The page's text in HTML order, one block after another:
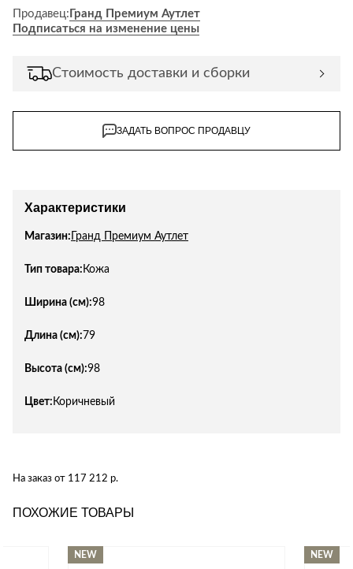
Продавец: Гранд Премиум Аутлет
Подписаться на изменение цены
Стоимость доставки и сборки
ЗАДАТЬ ВОПРОС ПРОДАВЦУ
Характеристики
Магазин: Гранд Премиум Аутлет
Тип товара: Кожа
Ширина (см):98
Длина (см): 79
Высота (см):98
Цвет: Коричневый
На заказ от 117 212 р.
ПОХОЖИЕ ТОВАРЫ
NEW NEW